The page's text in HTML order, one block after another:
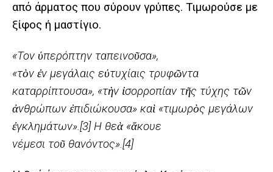
από άρματος που σύρουν γρύπες. Τιμωρούσε με
ξίφος ή μαστίγιο.
«Τον ὑπερόπτην ταπεινοῦσα»,
«τὸν ἐν μεγάλαις εὐτυχίαις τρυφῶντα
καταρρίπτουσα», «τὴν ἰσορροπίαν τῆς τύχης τῶν
ἀνθρώπων ἐπιδιώκουσα» καὶ «τιμωρὸς μεγάλων
ἐγκλημάτων».[3]Η θεὰ «ἄκουε
νέμεσι τοῦ θανόντος».[4]